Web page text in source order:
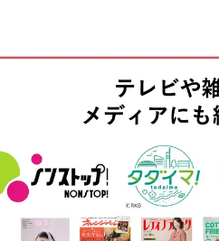
ワザで、今にも元気に駆け
認くださいね！
線を縫う
う
る